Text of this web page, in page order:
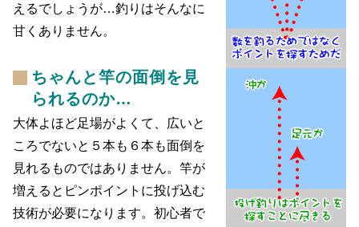
えるでしょうが…釣りはそんなに
甘くありません。
ちゃんと竿の面倒を見
られるのか…
大体よほど足場がよくて、広いと
ころでないと５本も６本も面倒を
見れるものではありません。竿が
増えるとピンポイントに投げ込む
技術が必要になります。初心者で